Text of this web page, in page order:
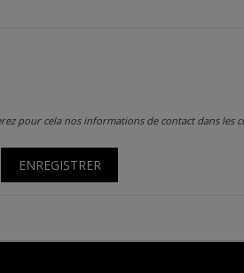
pour cela nos informations de contact dans les
ENREGISTRER